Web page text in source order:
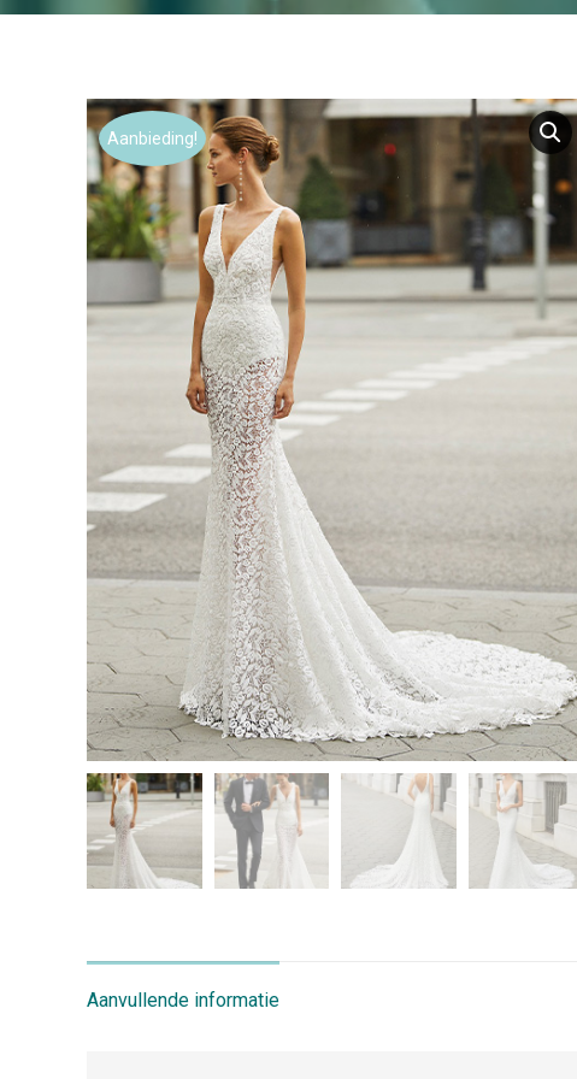
Aanbieding!
Aanvullende informatie